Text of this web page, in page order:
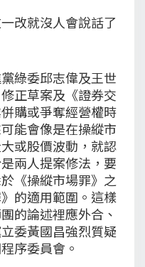
改就沒人會說話了
綠委邱志偉及王世
正草案及《證券交
購或爭奪經營權時
能會像是在操縱市
或股價波動，就認
兩人提案修法，要
《操縱市場罪》之
的適用範圍。這樣
的論述裡應外合、
委黃國昌強烈質疑
序委員會。